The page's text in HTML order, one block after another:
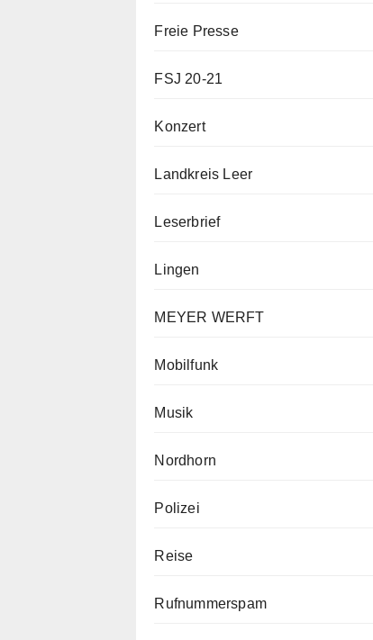
Freie Presse
FSJ 20-21
Konzert
Landkreis Leer
Leserbrief
Lingen
MEYER WERFT
Mobilfunk
Musik
Nordhorn
Polizei
Reise
Rufnummerspam